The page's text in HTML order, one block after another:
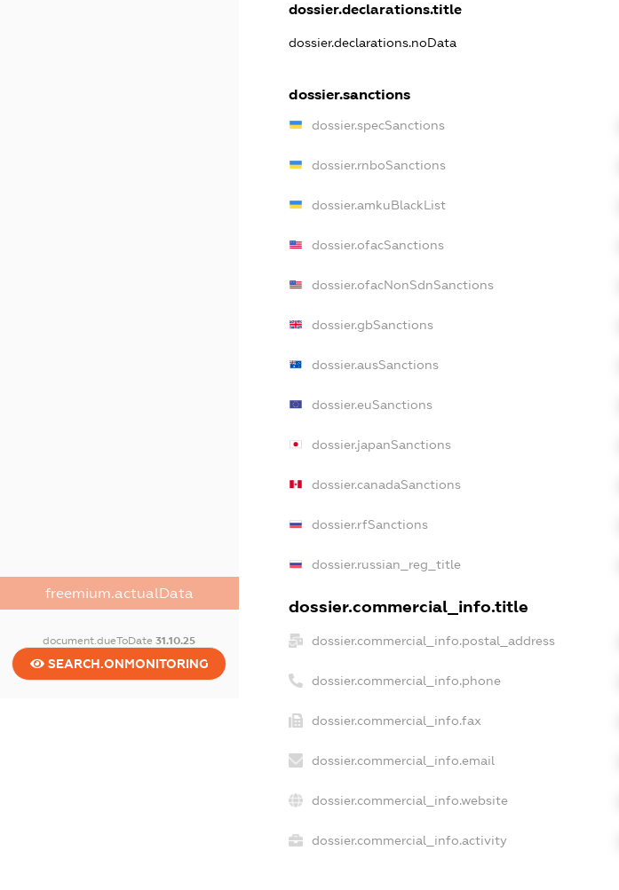
freemium.actualData
document.dueToDate31.10.25
SEARCH.ONMONITORING
dossier.declarations.title
dossier.declarations.noData
dossier.sanctions
dossier.specSanctions
dossier.rnboSanctions
dossier.amkuBlackList
dossier.ofacSanctions
dossier.ofacNonSdnSanctions
dossier.gbSanctions
dossier.ausSanctions
dossier.euSanctions
dossier.japanSanctions
dossier.canadaSanctions
dossier.rfSanctions
dossier.russian_reg_title
dossier.commercial_info.title
dossier.commercial_info.postal_address
dossier.commercial_info.phone
dossier.commercial_info.fax
dossier.commercial_info.email
dossier.commercial_info.website
dossier.commercial_info.activity